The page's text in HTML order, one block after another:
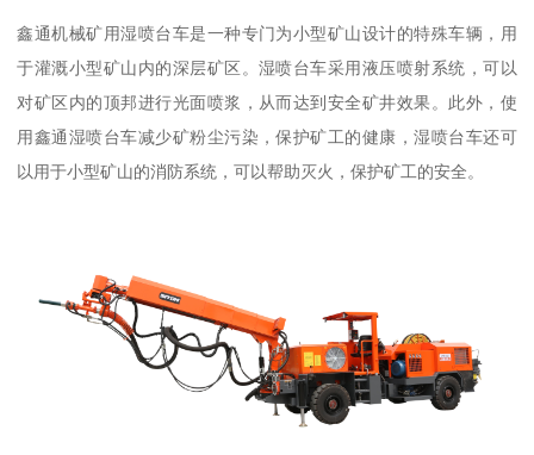
鑫通机械矿用湿喷台车是一种专门为小型矿山设计的特殊车辆，用
于灌溉小型矿山内的深层矿区。湿喷台车采用液压喷射系统，可以
对矿区内的顶邦进行光面喷浆，从而达到安全矿井效果。此外，使
用鑫通湿喷台车减少矿粉尘污染，保护矿工的健康，湿喷台车还可
以用于小型矿山的消防系统，可以帮助灭火，保护矿工的安全。